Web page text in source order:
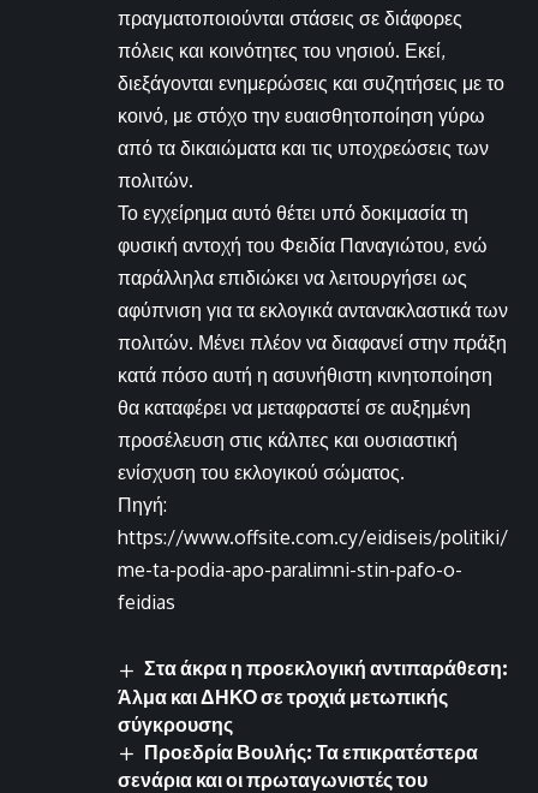
πραγματοποιούνται στάσεις σε διάφορες
πόλεις και κοινότητες του νησιού. Εκεί,
διεξάγονται ενημερώσεις και συζητήσεις με το
κοινό, με στόχο την ευαισθητοποίηση γύρω
από τα δικαιώματα και τις υποχρεώσεις των
πολιτών.
Το εγχείρημα αυτό θέτει υπό δοκιμασία τη
φυσική αντοχή του Φειδία Παναγιώτου, ενώ
παράλληλα επιδιώκει να λειτουργήσει ως
αφύπνιση για τα εκλογικά αντανακλαστικά των
πολιτών. Μένει πλέον να διαφανεί στην πράξη
κατά πόσο αυτή η ασυνήθιστη κινητοποίηση
θα καταφέρει να μεταφραστεί σε αυξημένη
προσέλευση στις κάλπες και ουσιαστική
ενίσχυση του εκλογικού σώματος.
Πηγή:
https://www.offsite.com.cy/eidiseis/politiki/
me-ta-podia-apo-paralimni-stin-pafo-o-
feidias
Στα άκρα η προεκλογική αντιπαράθεση:
Άλμα και ΔΗΚΟ σε τροχιά μετωπικής
σύγκρουσης
Προεδρία Βουλής: Τα επικρατέστερα
σενάρια και οι πρωταγωνιστές του